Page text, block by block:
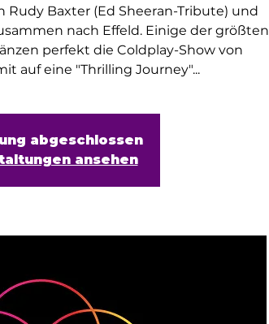
Baxter (Ed Sheeran-Tribute) und
nach Effeld. Einige der größten
perfekt die Coldplay-Show von
auf eine "Thrilling Journey"...
abgeschlossen
ansehen